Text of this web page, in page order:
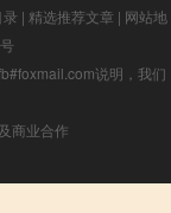
| 精选推荐文章 | 网站地
说明，我们
商业合作